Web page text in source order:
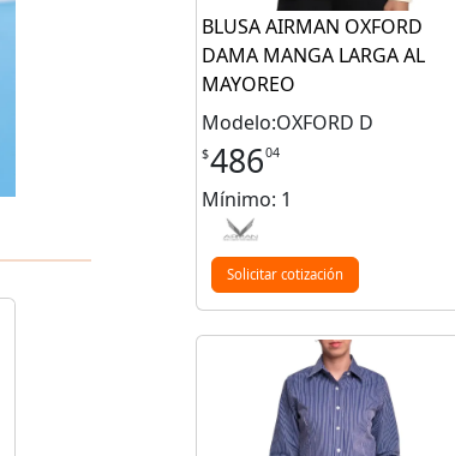
BLUSA AIRMAN OXFORD
DAMA MANGA LARGA AL
MAYOREO
Modelo:OXFORD D
$48604
Mínimo: 1
Solicitar cotización